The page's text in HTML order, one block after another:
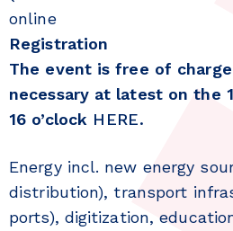
online
Registration
The event is free of
necessary at latest on the 1
16 o’clock HERE.
Energy incl. new energy
distribution), transport
ports), digitization,